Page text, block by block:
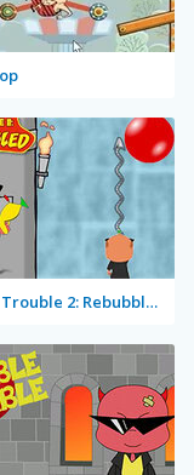
Bubble Trouble 2: Rebubbled